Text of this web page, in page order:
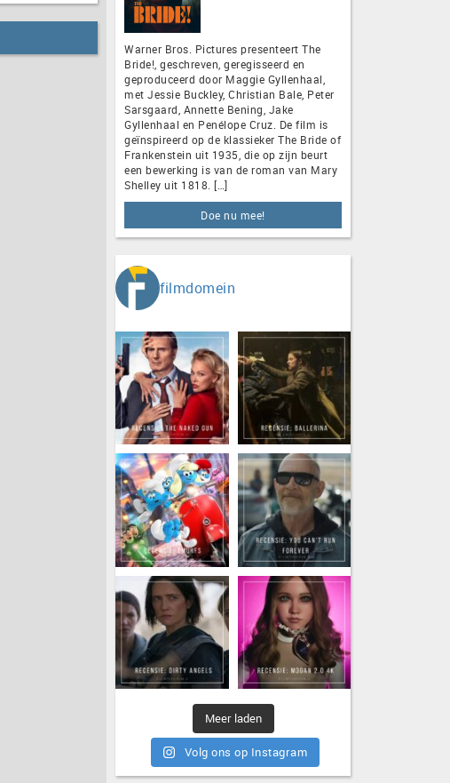
Warner Bros. Pictures presenteert The
Bride!, geschreven, geregisseerd en
geproduceerd door Maggie Gyllenhaal,
met Jessie Buckley, Christian Bale, Peter
Sarsgaard, Annette Bening, Jake
Gyllenhaal en Penélope Cruz. De film is
geïnspireerd op de klassieker The Bride of
Frankenstein uit 1935, die op zijn beurt
een bewerking is van de roman van Mary
Shelley uit 1818. […]
Doe nu mee!
filmdomein
Meer laden
Volg ons op Instagram